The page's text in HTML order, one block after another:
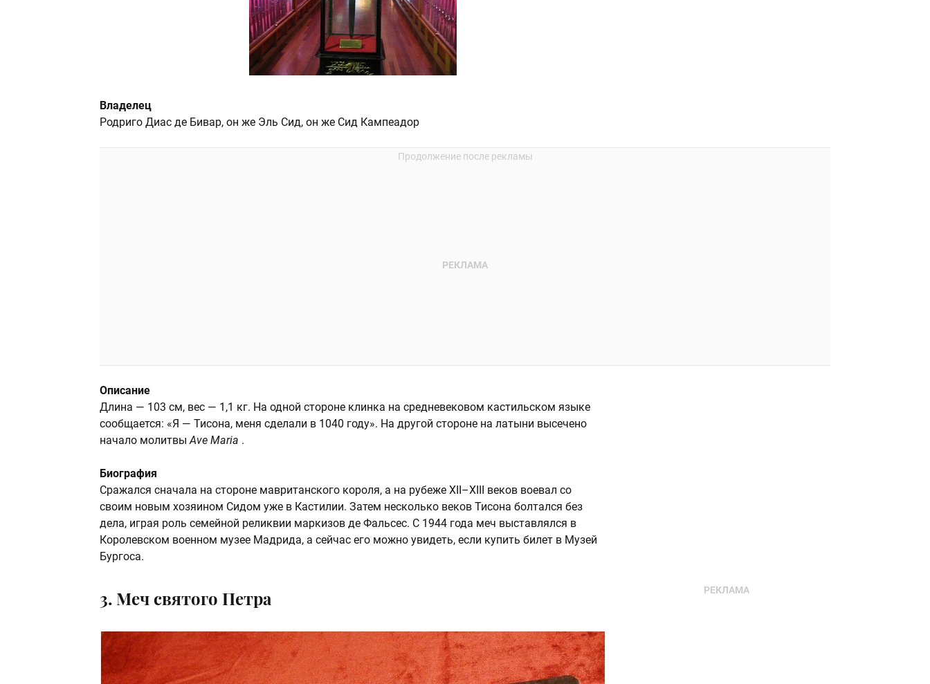
Владелец
Родриго Диас де Бивар, он же Эль Сид, он же Сид Кампеадор
Описание
Длина — 103 см, вес — 1,1 кг. На одной стороне клинка на средневековом кастильском языке
сообщается: «Я — Тисона, меня сделали в 1040 году». На другой стороне на латыни высечено
начало молитвыAve Maria .
Биография
Сражался сначала на стороне мавританского короля, а на рубеже XII–XIII веков воевал со
своим новым хозяином Сидом уже в Кастилии. Затем несколько веков Тисона болтался без
дела, играя роль семейной реликвии маркизов де Фальсес. С 1944 года меч выставлялся в
Королевском военном музее Мадрида, а сейчас его можно увидеть, если купить билет в Музей
Бургоса.
3. Меч святого Петра